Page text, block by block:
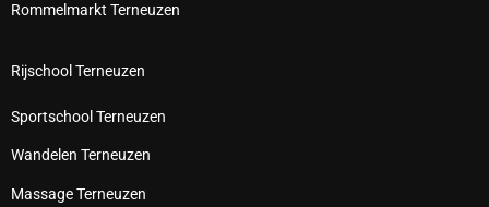
Rommelmarkt Terneuzen
Rijschool Terneuzen
Sportschool Terneuzen
Wandelen Terneuzen
Massage Terneuzen